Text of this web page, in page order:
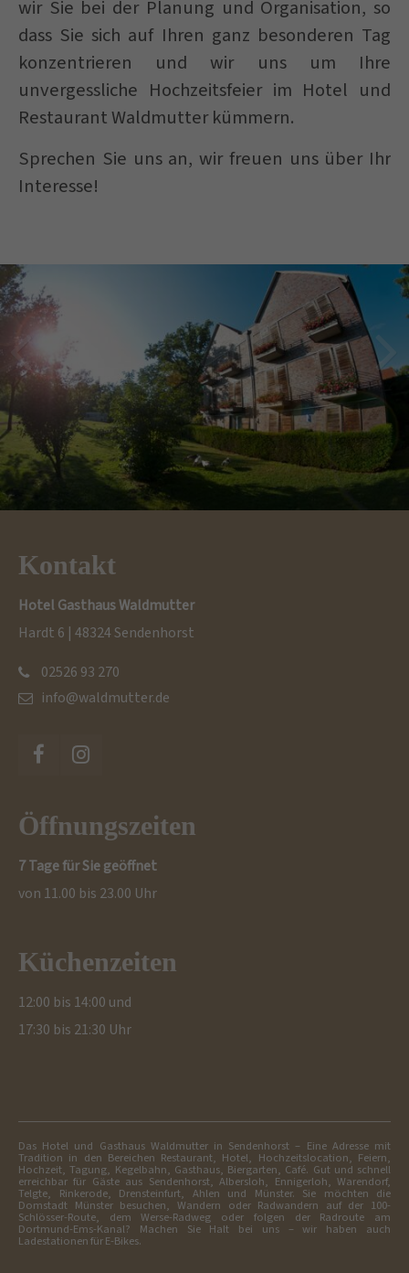
wir Sie bei der Planung und Organisation, so
dass Sie sich auf Ihren ganz besonderen Tag
konzentrieren und wir uns um Ihre
unvergessliche Hochzeitsfeier im Hotel und
Restaurant Waldmutter kümmern.
Sprechen Sie uns an, wir freuen uns über Ihr
Interesse!
Kontakt
Hotel Gasthaus Waldmutter
Hardt 6 | 48324 Sendenhorst
02526 93 270
info@waldmutter.de
Öffnungszeiten
7 Tage für Sie geöffnet
von 11.00 bis 23.00 Uhr
Küchenzeiten
12:00 bis 14:00 und
17:30 bis 21:30 Uhr
Das Hotel und Gasthaus Waldmutter in Sendenhorst – Eine Adresse mit
Tradition in den Bereichen Restaurant, Hotel, Hochzeitslocation, Feiern,
Hochzeit, Tagung, Kegelbahn, Gasthaus, Biergarten, Café. Gut und schnell
erreichbar für Gäste aus Sendenhorst, Albersloh, Ennigerloh, Warendorf,
Telgte, Rinkerode, Drensteinfurt, Ahlen und Münster. Sie möchten die
Domstadt Münster besuchen, Wandern oder Radwandern auf der 100-
Schlösser-Route, dem Werse-Radweg oder folgen der Radroute am
Dortmund-Ems-Kanal? Machen Sie Halt bei uns – wir haben auch
Ladestationen für E-Bikes.